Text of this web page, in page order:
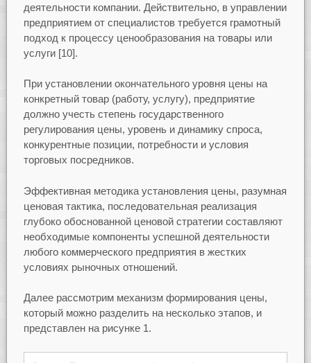
деятельности компании. Действительно, в управлении
предприятием от специалистов требуется грамотный
подход к процессу ценообразования на товары или
услуги [10].
При установлении окончательного уровня цены на
конкретный товар (работу, услугу), предприятие
должно учесть степень государственного
регулирования цены, уровень и динамику спроса,
конкурентные позиции, потребности и условия
торговых посредников.
Эффективная методика установления цены, разумная
ценовая тактика, последовательная реализация
глубоко обоснованной ценовой стратегии составляют
необходимые компоненты успешной деятельности
любого коммерческого предприятия в жестких
условиях рыночных отношений.
Далее рассмотрим механизм формирования цены,
который можно разделить на несколько этапов, и
представлен на рисунке 1.